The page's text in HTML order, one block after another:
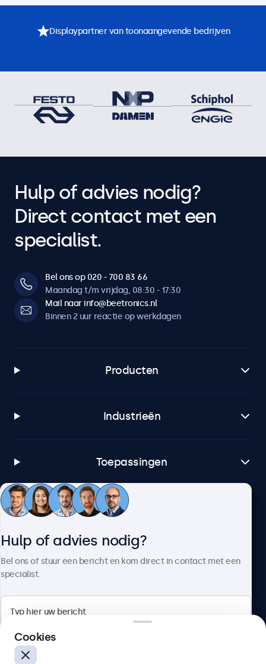
Displaypartner van toonaangevende bedrijven
Hulp of advies nodig?
Direct contact met een
specialist.
Bel ons op 020 - 700 83 66
Maandag t/m vrijdag, 08:30 - 17:30
Mail naar info@beetronics.nl
Binnen 2 uur reactie op werkdagen
Producten
Industrieën
Toepassingen
Klantenservice
Hulp of advies nodig?
Bel ons of stuur een bericht en kom direct in contact met een
specialist.
Cookies